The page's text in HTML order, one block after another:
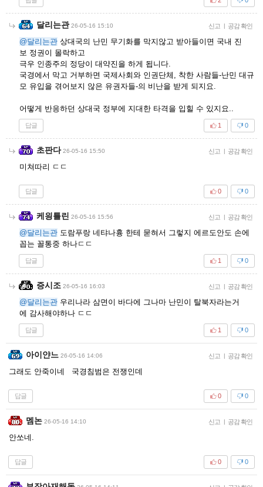
달리는관 26-05-16 15:10 신고 | 공감 확인
@달리는관 상대국의 난민 무기화를 막지않고 받아들이면 국내 진
보 정권이 몰락하고
극우 인종주의 정당이 대약진을 하게 됩니다.
국경에서 막고 거부하면 국제사회와 인권단체, 착한 사람들-난민 대규
모 유입을 겪어보지 않은 유권자들-의 비난을 받게 되지요.
어떻게 반응하던 상대국 정부에 지대한 타격을 입힐 수 있지요..
답글 0
1
초판다 26-05-16 15:50 신고 | 공감 확인
미쳐따리 ㄷㄷ
답글 0
0
케읭틀린 26-05-16 15:56 신고 | 공감 확인
@달리는관 도람푸랑 네탸나흉 한테 묻혀서 그렇지 에르도안도 손에
꼽는 꼴통중 하나ㄷㄷ
답글 0
1
증시조 26-05-16 16:03 신고 | 공감 확인
@달리는관 우리나라 삼면이 바다에 그나마 난민이 탈북자라는거
에 감사해야하나 ㄷㄷ
답글 0
1
아이얀느 26-05-16 14:06 신고 | 공감 확인
그래도 안죽이네 국경침범은 전쟁인데
답글 0
0
멤논 26-05-16 14:10 신고 | 공감 확인
안쏘네.
답글 0
0